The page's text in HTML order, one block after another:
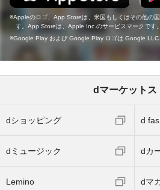
Appleのロゴ、App Storeは、米国もしくはその他の
す。App Storeは、Apple Inc.のサービスマークです。
Google Play および Google Play ロゴは Google LLC
dマーケットス
dショッピング d
dミュージック dカ
Lemino dマ